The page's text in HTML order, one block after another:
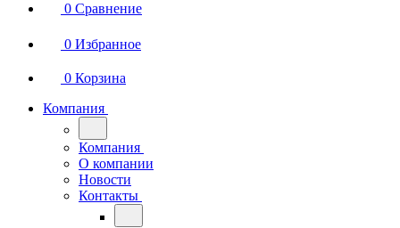
0 Сравнение
0 Избранное
0 Корзина
Компания
Компания
О компании
Новости
Контакты